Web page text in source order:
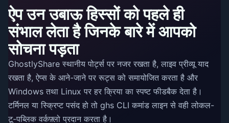
ऐप उन उबाऊ हिस्सों को पहले ही
संभाल लेता है जिनके बारे में आपको
सोचना पड़ता
GhostlyShare स्थानीय पोर्ट्स पर नजर रखता है, लाइव प्रीव्यू याद
रखता है, ऐप्स के आने-जाने पर रूट्स को समायोजित करता है और
Windows तथा Linux पर हर क्रिया का स्पष्ट फीडबैक देता है।
टर्मिनल या स्क्रिप्ट पसंद हो तो ghs CLI कमांड लाइन से वही लोकल-
टू-पब्लिक वर्कफ़्लो प्रदान करता है।